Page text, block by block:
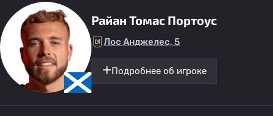
Райан Томас Портоус
Лос Анджелес, 5
Подробнее об игроке